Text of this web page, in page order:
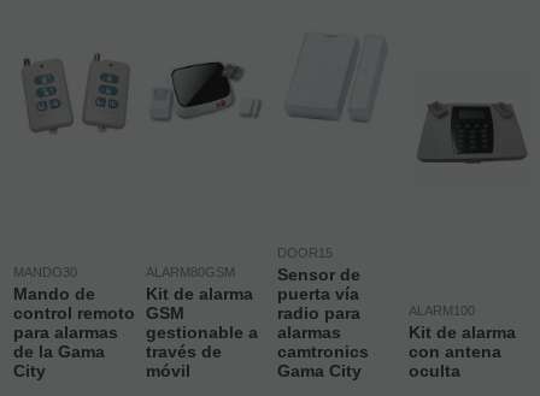
MANDO30
Mando de
control remoto
para alarmas
de la Gama
City
ALARM80GSM
Kit de alarma
GSM
gestionable a
través de
móvil
DOOR15
Sensor de
puerta vía
radio para
alarmas
camtronics
Gama City
ALARM100
Kit de alarma
con antena
oculta